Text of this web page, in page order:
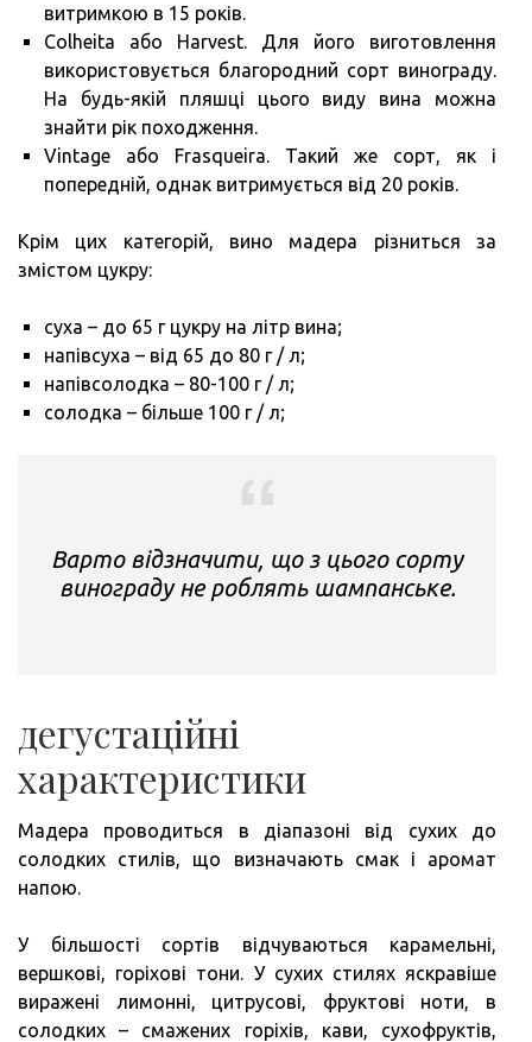
витримкою в 15 років.
Colheita або Harvest. Для його виготовлення
використовується благородний сорт винограду.
На будь-якій пляшці цього виду вина можна
знайти рік походження.
Vintage або Frasqueira. Такий же сорт, як і
попередній, однак витримується від 20 років.
Крім цих категорій, вино мадера різниться за
змістом цукру:
суха – до 65 г цукру на літр вина;
напівсуха – від 65 до 80 г / л;
напівсолодка – 80-100 г / л;
солодка – більше 100 г / л;
Варто відзначити, що з цього сорту
винограду не роблять шампанське.
дегустаційні
характеристики
Мадера проводиться в діапазоні від сухих до
солодких стилів, що визначають смак і аромат
напою.
У більшості сортів відчуваються карамельні,
вершкові, горіхові тони. У сухих стилях яскравіше
виражені лимонні, цитрусові, фруктові ноти, в
солодких – смажених горіхів, кави, сухофруктів,